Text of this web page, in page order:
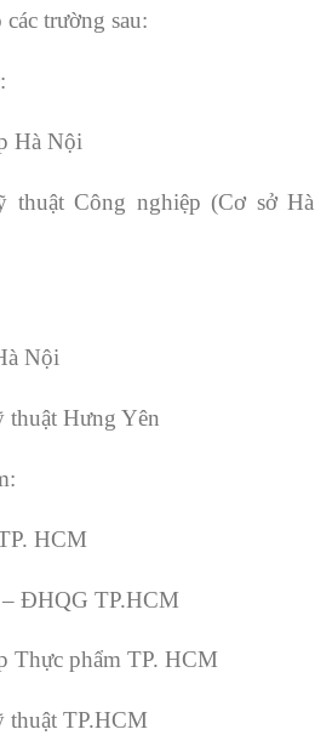
trường sau:
Hà Nội
Công nghiệp (Cơ sở Hà
Nội
Hưng Yên
HCM
ĐHQG TP.HCM
Thực phẩm TP. HCM
thuật TP.HCM